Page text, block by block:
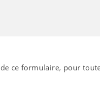
ce formulaire, pour